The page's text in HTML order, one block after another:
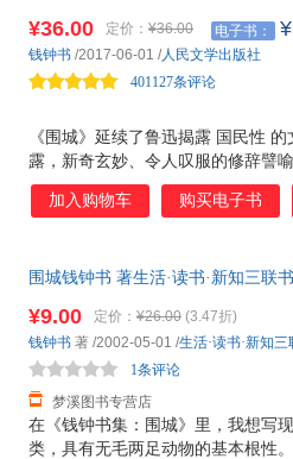
《围城》延续了鲁迅揭露 国民性
露，新奇玄妙、令人叹服的修辞譬
小说之首，亦成为现当代小说史上
¥36.00 定价： ¥36.00 电子书：
401127条评论
钱钟书 /2017-06-01 /人民文学出版社
加入购物车 购买电子书
围城钱钟书 著生活·读书·新知三联
在《钱钟书集：围城》里，我想写
类，具有无毛两足动物的基本根性
¥9.00 定价： ¥26.00 (3.47折)
梦溪图书专营店
1条评论
钱钟书 著 /2002-05-01 /生活·读书·新知